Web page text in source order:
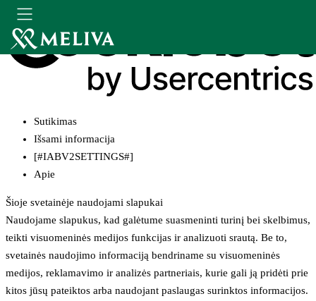
Sutikimas
Išsami informacija
[#IABV2SETTINGS#]
Apie
Šioje svetainėje naudojami slapukai
Naudojame slapukus, kad galėtume suasmeninti turinį bei skelbimus,
teikti visuomeninės medijos funkcijas ir analizuoti srautą. Be to,
svetainės naudojimo informaciją bendriname su visuomeninės
medijos, reklamavimo ir analizės partneriais, kurie gali ją pridėti prie
kitos jūsų pateiktos arba naudojant paslaugas surinktos informacijos.